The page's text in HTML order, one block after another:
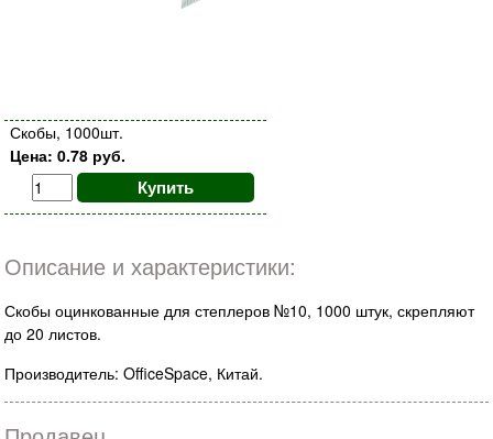
Скобы, 1000шт.
Цена: 0.78 руб.
Купить
Описание и характеристики:
Скобы оцинкованные для степлеров №10, 1000 штук, скрепляют
до 20 листов.
Производитель: OfficeSpace, Китай.